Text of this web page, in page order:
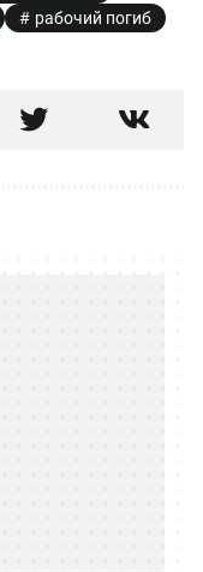
рабочий погиб